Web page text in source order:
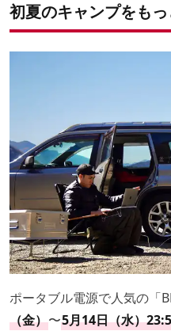
初夏のキャンプをもっ
ポータブル電源で人気の「
（金）〜5月14日（水）